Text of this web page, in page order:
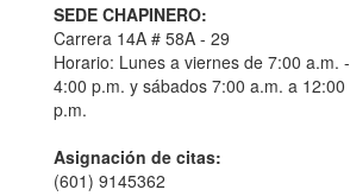
SEDE CHAPINERO:
Carrera 14A # 58A - 29
Horario: Lunes a viernes de 7:00 a.m. -
4:00 p.m. y sábados 7:00 a.m. a 12:00
p.m.
Asignación de citas:
(601) 9145362